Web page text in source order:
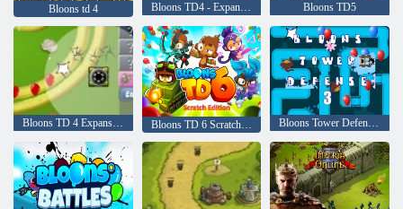
Bloons td 4 Bloons TD4 - Expansion Bloons TD5
Bloons TD 4 Expansion Bloons TD 6 Scratch Edition Bloons Tower Defense 3